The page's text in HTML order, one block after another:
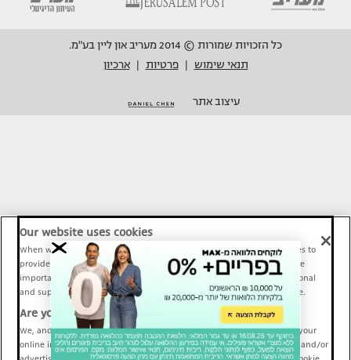
כל הזכויות שמורות © 2014 מעריב און ליין בע"מ.
תנאי שימוש
פרטיות ארכיון
עיצוב אתר
Our website uses cookies
When we provide Maariv, TMI and Sport1 content online, we use cookies to
provide social media features and to analyze our traffic. These tools are
important and necessary for our website functionality. Others are optional
and support Maariv, TMI and Sport1 activity and your online experience.
Are you happy to accept cookies?
We, and our partners, use information about your use of our site and your
online interactions to improve our services and to personalize content and/or